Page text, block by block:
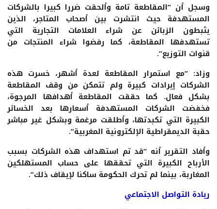
وسجل أن “المقاطعة تامة وألحقت ضررا كبيرا بالشركات
المستهدفة حيث انتشرت بين أصحاب المتاجر، الذين
يثبطون الزبائن عن شراء العلامات التجارية التي
تستهدفها المقاطعة، كما رفضوا شراء المنتجات من
قنوات التوزيع”.
وزاد: “مع استمرار المقاطعة لعدة أشهر، خسرت هذه
الشركات إيرادات كبيرة ولم تتمكن من وقف المقاطعة
بشكل فعال. كما حققت المقاطعة أهدافها المرجوة،
فخفضت الشركات المستهدفة أسعارها بعد الخسائر
الكبيرة التي تكبدتها، وأطلقت مرغمة وبشكل غير مباشر
حقبة الديمقراطية الإلكترونية المغربية”.
وأفاد التقرير أنه “قد تم استهداف هذه الشركات بسبب
الأرباح الكبيرة التي تحققها على حساب المستهلكين
المغاربة، بينما لم تحرك الحكومة ساكنا لإيقاف ذلك”.
ريادة التواصل الاجتماعي